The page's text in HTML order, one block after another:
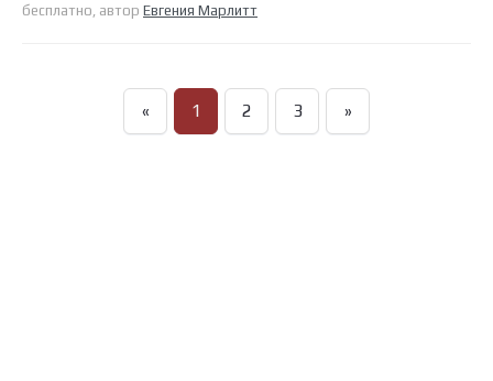
бесплатно, автор Евгения Марлитт
« 1 2 3 »